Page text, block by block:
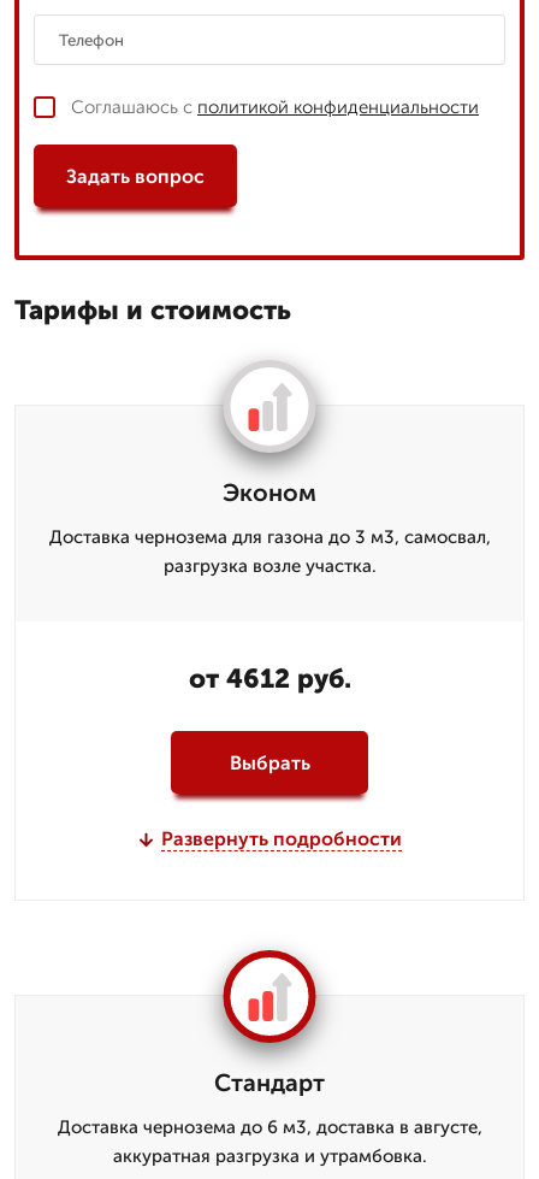
Соглашаюсь с политикой конфиденциальности
Задать вопрос
Тарифы и стоимость
Эконом
Доставка чернозема для газона до 3 м3, самосвал,
разгрузка возле участка.
от 4612 руб.
Выбрать
Развернуть подробности
Стандарт
Доставка чернозема до 6 м3, доставка в августе,
аккуратная разгрузка и утрамбовка.